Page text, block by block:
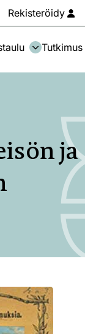
Rekisteröidy
Tutkimus
ja